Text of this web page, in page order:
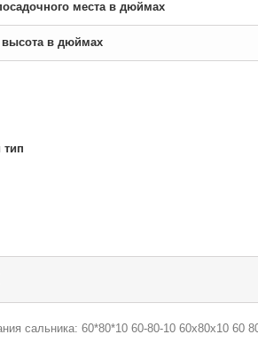
места в дюймах
высота в дюймах
тип
сальника: 60*80*10 60-80-10 60х80х10 60